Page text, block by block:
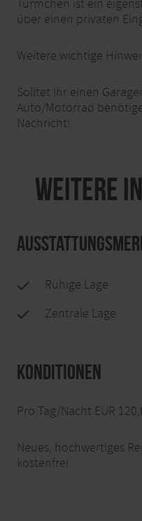
Türmchen ist ein
über einen privaten
Weitere wichtige
Solltet Ihr einen
Auto/Motorrad
Nachricht!
Weitere
Ruhige Lage
Zentrale Lage
Konditionen
Pro Tag/Nacht EUR
Neues, hochwertiges
kostenfrei